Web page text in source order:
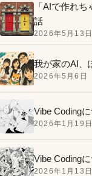
「AIで作れ
話
2026年5月13日
我が家のAI、
2026年5月6日
Vibe Coding
2026年1月19日
Vibe Coding
2026年1月13日